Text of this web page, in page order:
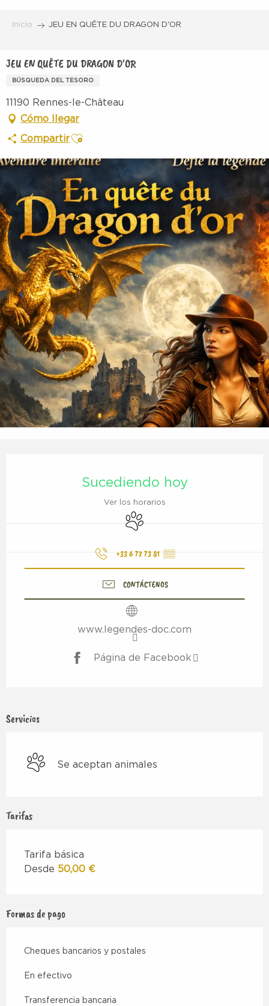
Inicio JEU EN QUÊTE DU DRAGON D'OR
JEU EN QUÊTE DU DRAGON D'OR
BÚSQUEDA DEL TESORO
11190 Rennes-le-Château
Cómo llegar
CompartirAjouter aux favoris
Sucediendo hoy
Ver los horarios
Se aceptan animales
+33 6 72 73 81 ▒▒
CONTÁCTENOS
www.legendes-doc.com
Página de Facebook
Servicios
Se aceptan animales
Tarifas
Tarifa básica
Desde 50,00 €
Formas de pago
Cheques bancarios y postales
En efectivo
Transferencia bancaria